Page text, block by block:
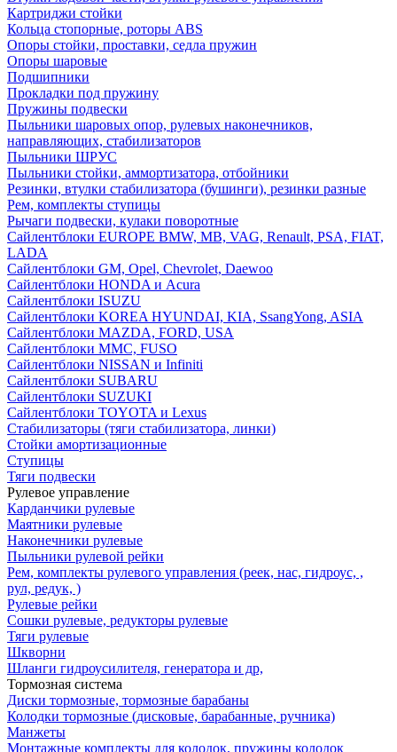
Картриджи стойки
Кольца стопорные, роторы ABS
Опоры стойки, проставки, седла пружин
Опоры шаровые
Подшипники
Прокладки под пружину
Пружины подвески
Пыльники шаровых опор, рулевых наконечников,
направляющих, стабилизаторов
Пыльники ШРУС
Пыльники стойки, аммортизатора, отбойники
Резинки, втулки стабилизатора (бушинги), резинки разные
Рем, комплекты ступицы
Рычаги подвески, кулаки поворотные
Сайлентблоки EUROPE BMW, MB, VAG, Renault, PSA, FIAT,
LADA
Сайлентблоки GM, Opel, Chevrolet, Daewoo
Сайлентблоки HONDA и Acura
Сайлентблоки ISUZU
Сайлентблоки KOREA HYUNDAI, KIA, SsangYong, ASIA
Сайлентблоки MAZDA, FORD, USA
Сайлентблоки MMC, FUSO
Сайлентблоки NISSAN и Infiniti
Сайлентблоки SUBARU
Сайлентблоки SUZUKI
Сайлентблоки TOYOTA и Lexus
Стабилизаторы (тяги стабилизатора, линки)
Стойки амортизационные
Ступицы
Тяги подвески
Рулевое управление
Карданчики рулевые
Маятники рулевые
Наконечники рулевые
Пыльники рулевой рейки
Рем, комплекты рулевого управления (реек, нас, гидроус, ,
рул, редук, )
Рулевые рейки
Сошки рулевые, редукторы рулевые
Тяги рулевые
Шкворни
Шланги гидроусилителя, генератора и др,
Тормозная система
Диски тормозные, тормозные барабаны
Колодки тормозные (дисковые, барабанные, ручника)
Манжеты
Монтажные комплекты для колодок, пружины колодок